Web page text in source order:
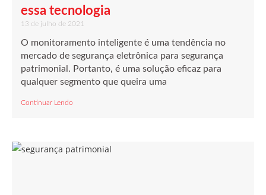
essa tecnologia
13 de julho de 2021
O monitoramento inteligente é uma tendência no
mercado de segurança eletrônica para segurança
patrimonial. Portanto, é uma solução eficaz para
qualquer segmento que queira uma
Continuar Lendo